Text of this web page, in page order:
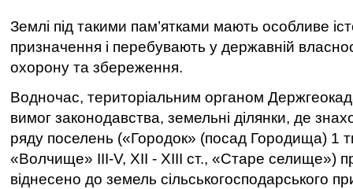
Землі під такими пам’ятками мають особливе
призначення і перебувають у державній
охорону та збереження.
Водночас, територіальним органом
вимог законодавства, земельні ділянки, де
ряду поселень («Городок» (посад Городища) 1
«Волчище» ІІІ-V, XIІ - XIII ст., «Старе селище»)
віднесено до земель сільськогосподарського